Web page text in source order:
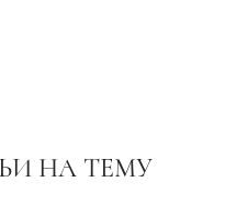
НА ТЕМУ